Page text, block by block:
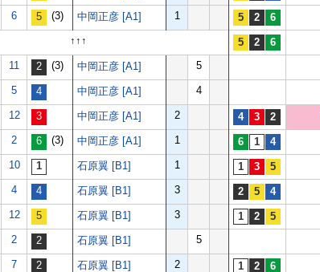
6 (3) 中岡正彦 [A1] 1
↑↑↑
11 (3) 中岡正彦 [A1] 5
5 中岡正彦 [A1] 4
12 中岡正彦 [A1] 2
2 (3) 中岡正彦 [A1] 1
10 石原翼 [B1] 1
4 石原翼 [B1] 3
12 石原翼 [B1] 3
2 石原翼 [B1] 5
7 石原翼 [B1] 2